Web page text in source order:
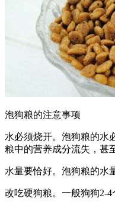
泡狗粮的注意事项
水必须烧开。泡狗粮的水
粮中的营养成分流失，甚
水量要恰好。泡狗粮的水
改吃硬狗粮。一般狗狗2-